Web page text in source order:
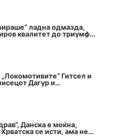
ладна одмазда,
квалитет до триумф
Гитсел и
Дагур и
Данска е моќна,
се исти, ама не